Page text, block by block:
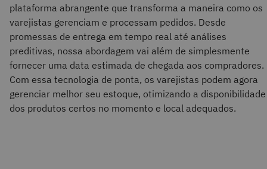
plataforma abrangente que transforma a maneira como os
varejistas gerenciam e processam pedidos. Desde
promessas de entrega em tempo real até análises
preditivas, nossa abordagem vai além de simplesmente
fornecer uma data estimada de chegada aos compradores.
Com essa tecnologia de ponta, os varejistas podem agora
gerenciar melhor seu estoque, otimizando a disponibilidade
dos produtos certos no momento e local adequados.